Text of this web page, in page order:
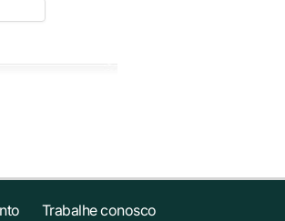
Trabalhe conosco